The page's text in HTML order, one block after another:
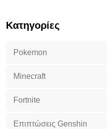
Κατηγορίες
Pokemon
Minecraft
Fortnite
Επιπτώσεις Genshin